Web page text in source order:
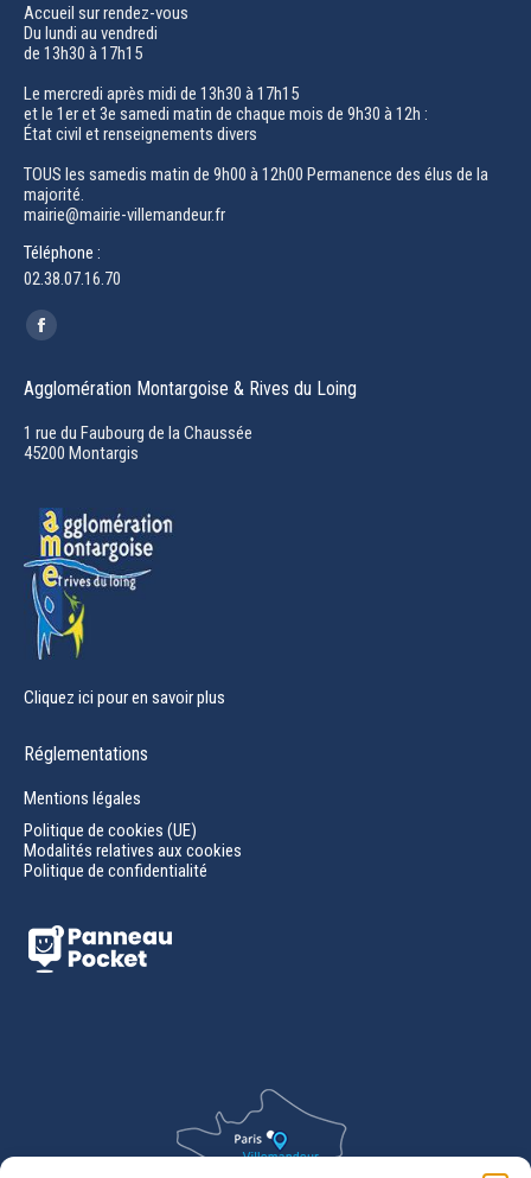
Accueil sur rendez-vous
Du lundi au vendredi
de 13h30 à 17h15
Le mercredi après midi de 13h30 à 17h15
et le 1er et 3e samedi matin de chaque mois de 9h30 à 12h :
État civil et renseignements divers
TOUS les samedis matin de 9h00 à 12h00 Permanence des élus de la
majorité.
mairie@mairie-villemandeur.fr
Téléphone :
02.38.07.16.70
Trouvez nous sur :
Facebook
opens
in
new
Agglomération Montargoise & Rives du Loing
1 rue du Faubourg de la Chaussée
45200 Montargis
Cliquez ici pour en savoir plus
Réglementations
Mentions légales
Politique de cookies (UE)
Modalités relatives aux cookies
Politique de confidentialité